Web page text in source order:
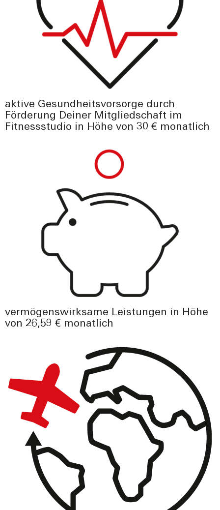
aktive Gesundheitsvorsorge durch
Förderung Deiner Mitgliedschaft im
Fitnessstudio in Höhe von 30 € monatlich
vermögenswirksame Leistungen in Höhe
von 26,59 € monatlich